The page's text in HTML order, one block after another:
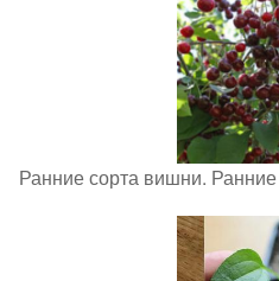
Ранние сорта вишни.